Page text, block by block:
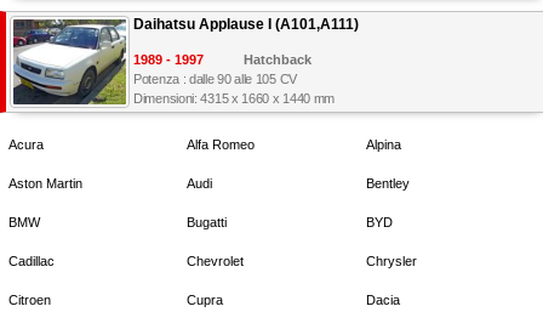
Daihatsu Applause I (A101,A111)
1989 - 1997
Hatchback
Potenza : dalle 90 alle 105 CV
Dimensioni: 4315 x 1660 x 1440 mm
Acura Alfa Romeo Alpina
Aston Martin Audi Bentley
BMW Bugatti BYD
Cadillac Chevrolet Chrysler
Citroen Cupra Dacia